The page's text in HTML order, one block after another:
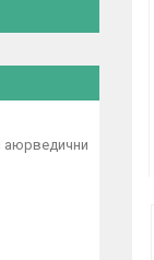
аюрведични